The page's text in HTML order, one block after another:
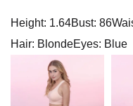
Height: 1.64Bust: 86
Hair: BlondeEyes: Blue